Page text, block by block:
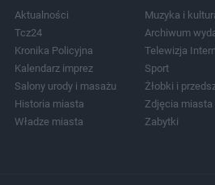
Aktualności
Tcz24
Kronika Policyjna
Kalendarz imprez
Salony urody i masażu
Historia miasta
Władze miasta
Muzyka i
Archiwum
Telewizja
Sport
Żłobki i
Zdjęcia miasta
Zabytki